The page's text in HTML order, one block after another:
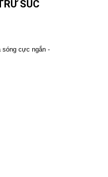
SÚC
sóng cực ngắn -